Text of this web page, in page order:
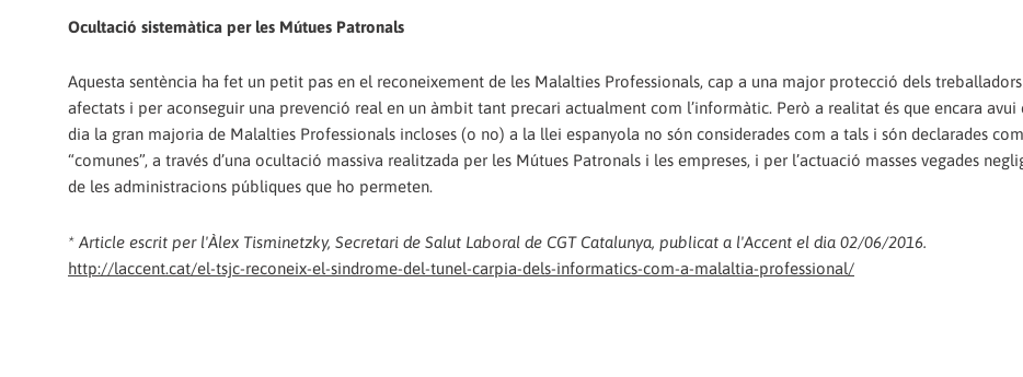
Ocultació sistemàtica per les Mútues Patronals
Aquesta sentència ha fet un petit pas en el reconeixement de les Malalties Professionals, cap a una major protecció dels treballadors
afectats i per aconseguir una prevenció real en un àmbit tant precari actualment com l’informàtic. Però a realitat és que encara avui
dia la gran majoria de Malalties Professionals incloses (o no) a la llei espanyola no són considerades com a tals i són declarades
“comunes”, a través d’una ocultació massiva realitzada per les Mútues Patronals i les empreses, i per l’actuació masses vegades
de les administracions públiques que ho permeten.
* Article escrit per l'Àlex Tisminetzky, Secretari de Salut Laboral de CGT Catalunya, publicat a l'Accent el dia 02/06/2016.
http://laccent.cat/el-tsjc-reconeix-el-sindrome-del-tunel-carpia-dels-informatics-com-a-malaltia-professional/